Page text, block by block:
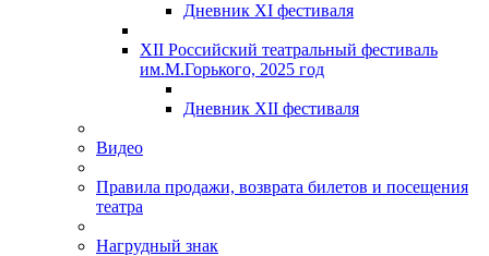
Дневник XI фестиваля
XII Российский театральный фестиваль
им.М.Горького, 2025 год
Дневник XII фестиваля
Видео
Правила продажи, возврата билетов и посещения
театра
Нагрудный знак